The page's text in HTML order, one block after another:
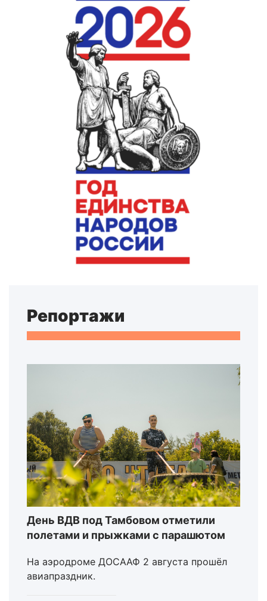
Репортажи
День ВДВ под Тамбовом отметили
полетами и прыжками с парашютом
На аэродроме ДОСААФ 2 августа прошёл
авиапраздник.